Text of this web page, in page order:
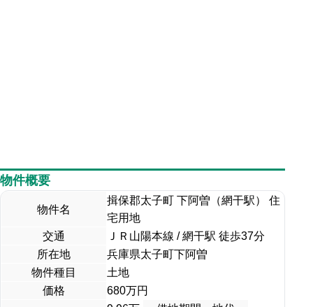
物件概要
物件名
揖保郡太子町 下阿曽（網干駅） 住
宅用地
交通
ＪＲ山陽本線 / 網干駅 徒歩37分
所在地
兵庫県太子町下阿曽
物件種目
土地
価格
680万円